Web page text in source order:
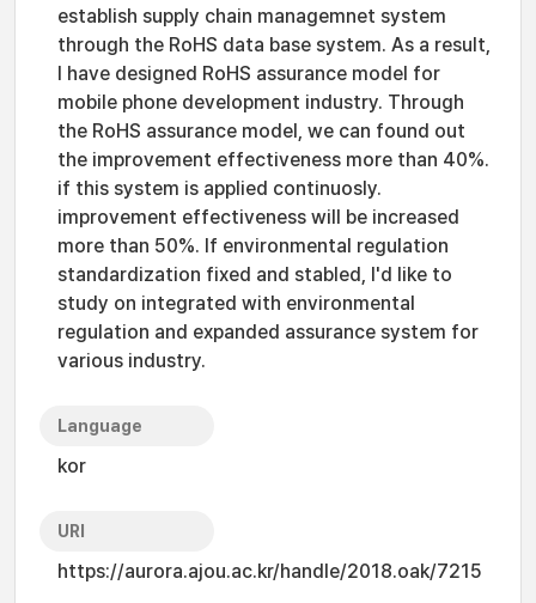
establish supply chain managemnet system
through the RoHS data base system. As a result,
I have designed RoHS assurance model for
mobile phone development industry. Through
the RoHS assurance model, we can found out
the improvement effectiveness more than 40%.
if this system is applied continuosly.
improvement effectiveness will be increased
more than 50%. If environmental regulation
standardization fixed and stabled, I'd like to
study on integrated with environmental
regulation and expanded assurance system for
various industry.
Language
kor
URI
https://aurora.ajou.ac.kr/handle/2018.oak/7215